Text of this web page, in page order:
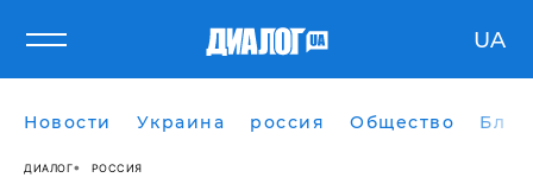
UA
Новости Украина россия Общество
ДИАЛОГ РОССИЯ